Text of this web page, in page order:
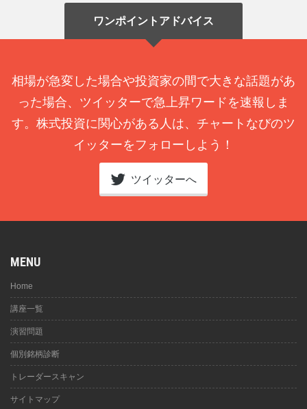
ワンポイントアドバイス
相場が急変した場合や投資家の間で大きな話題があ
った場合、ツイッターで急上昇ワードを速報しま
す。株式投資に関心がある人は、チャートなびのツ
イッターをフォローしよう！
ツイッターへ
MENU
Home
講座一覧
演習問題
個別銘柄診断
トレーダースキャン
サイトマップ